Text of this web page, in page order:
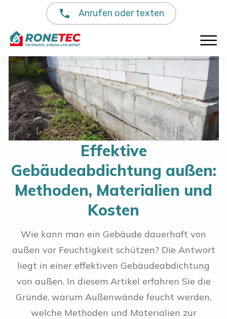
Anrufen oder texten
Effektive
Gebäudeabdichtung außen:
Methoden, Materialien und
Kosten
Wie kann man ein Gebäude dauerhaft von
außen vor Feuchtigkeit schützen? Die Antwort
liegt in einer effektiven Gebäudeabdichtung
von außen. In diesem Artikel erfahren Sie die
Gründe, warum Außenwände feucht werden,
welche Methoden und Materialien zur